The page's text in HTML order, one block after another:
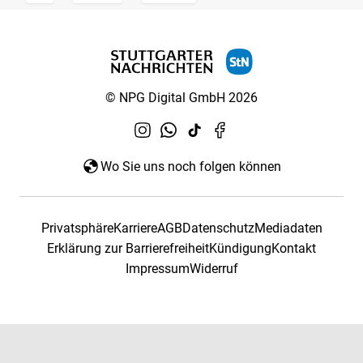
© NPG Digital GmbH 2026
Wo Sie uns noch folgen können
PrivatsphäreKarriereAGBDatenschutzMediadaten
Erklärung zur BarrierefreiheitKündigungKontakt
ImpressumWiderruf